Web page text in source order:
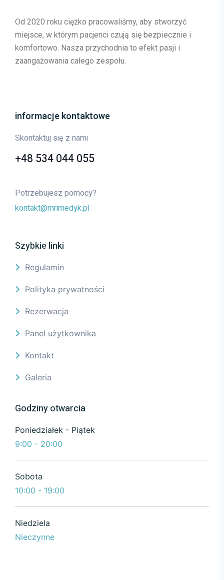
Od 2020 roku ciężko pracowaliśmy, aby stworzyć
miejsce, w którym pacjenci czują się bezpiecznie i
komfortowo. Nasza przychodnia to efekt pasji i
zaangażowania całego zespołu.
informacje kontaktowe
Skontaktuj się z nami
+48 534 044 055
Potrzebujesz pomocy?
kontakt@mrimedyk.pl
Szybkie linki
Regulamin
Polityka prywatności
Rezerwacja
Panel użytkownika
Kontakt
Galeria
Godziny otwarcia
Poniedziałek - Piątek
9:00 - 20:00
Sobota
10:00 - 19:00
Niedziela
Nieczynne